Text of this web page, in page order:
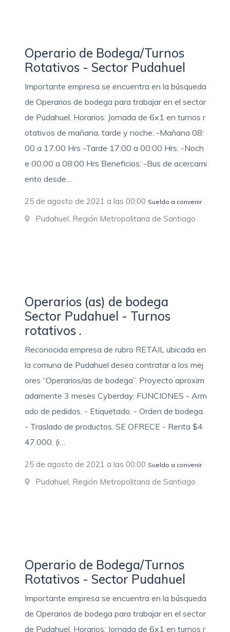
Operario de Bodega/Turnos
Rotativos - Sector Pudahuel
Importante empresa se encuentra en la búsqueda
de Operarios de bodega para trabajar en el sector
de Pudahuel. Horarios: Jornada de 6x1 en turnos r
otativos de mañana, tarde y noche: -Mañana 08:
00 a 17:00 Hrs -Tarde 17:00 a 00:00 Hrs. -Noch
e 00:00 a 08:00 Hrs Beneficios: -Bus de acercami
ento desde…
25 de agosto de 2021 a las 00:00 Sueldo a convenir
Pudahuel, Región Metropolitana de Santiago
Operarios (as) de bodega
Sector Pudahuel - Turnos
rotativos .
Reconocida empresa de rubro RETAIL ubicada en
la comuna de Pudahuel desea contratar a los mej
ores “Operarios/as de bodega”. Proyecto aproxim
adamente 3 meses Cyberday. FUNCIONES - Arm
ado de pedidos. - Etiquetado. - Orden de bodega.
- Traslado de productos. SE OFRECE - Renta $4
47.000. (i…
25 de agosto de 2021 a las 00:00 Sueldo a convenir
Pudahuel, Región Metropolitana de Santiago
Operario de Bodega/Turnos
Rotativos - Sector Pudahuel
Importante empresa se encuentra en la búsqueda
de Operarios de bodega para trabajar en el sector
de Pudahuel. Horarios: Jornada de 6x1 en turnos r